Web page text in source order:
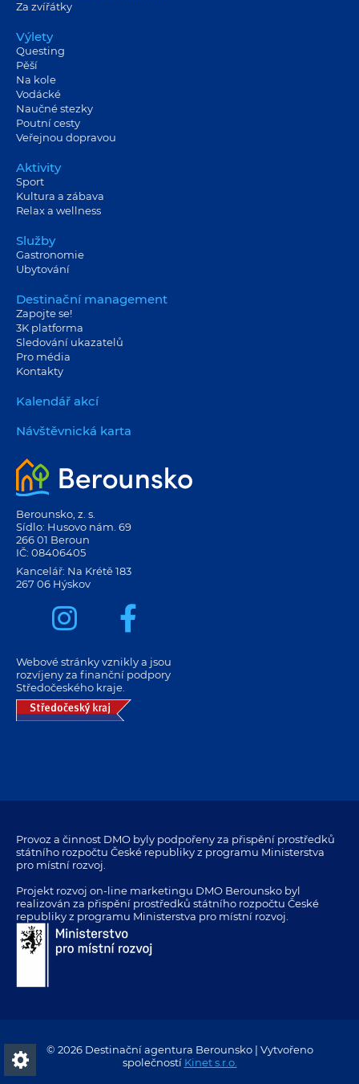
Za zvířátky
Výlety
Questing
Pěší
Na kole
Vodácké
Naučné stezky
Poutní cesty
Veřejnou dopravou
Aktivity
Sport
Kultura a zábava
Relax a wellness
Služby
Gastronomie
Ubytování
Destinační management
Zapojte se!
3K platforma
Sledování ukazatelů
Pro média
Kontakty
Kalendář akcí
Návštěvnická karta
Berounsko, z. s.
Sídlo: Husovo nám. 69
266 01 Beroun
IČ: 08406405
Kancelář: Na Krétě 183
267 06 Hýskov
Webové stránky vznikly a jsou
rozvíjeny za finanční podpory
Středočeského kraje.
Provoz a činnost DMO byly podpořeny za přispění prostředků
státního rozpočtu České republiky z programu Ministerstva
pro místní rozvoj.
Projekt rozvoj on-line marketingu DMO Berounsko byl
realizován za přispění prostředků státního rozpočtu České
republiky z programu Ministerstva pro místní rozvoj.
© 2026 Destinační agentura Berounsko | Vytvořeno
společností Kinet s.r.o.